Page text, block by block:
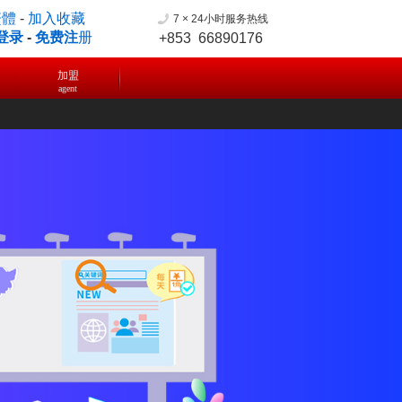
- 加入收藏
录 - 免费注册
7 × 24小时服务热线
+853 66890176
加盟
agent